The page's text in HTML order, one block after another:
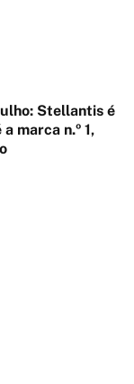
Stellantis é
marca n.º 1,